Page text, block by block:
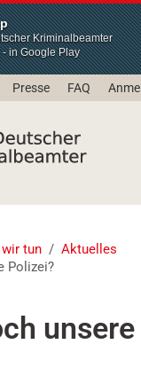
Kriminalbeamter
in Google Play
Presse FAQ
tun
Aktuelles
Polizei?
unsere